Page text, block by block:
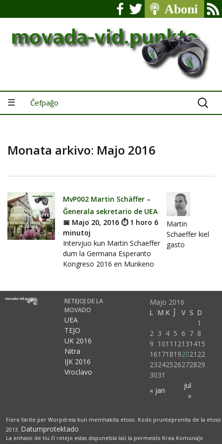
☰ Ĉefpaĝo
Serĉu:
Monata arkivo: Majo 2016
MvP002 Martin Schäffer –
Ĝenerala sekretario de UEA
📅 Majo 20, 2016 ⏱ 1 horo 6
minutoj
Intervjuo kun Martin Schaeffer
dum la Germana Esperanto
Kongreso 2016 en Munkeno
Martin
Schaeffer kiel
gasto
RETEJOJ DE LA
MOVADO
UEA
TEJO
UK 2016
Nitra
IJK 2016
Vroclavo
Majo 2016
L M K Ĵ V S D
« jan
jul
»
1
2 3 4 5 6 7 8
9 1011 12131415
161718192021 22
23242526272829
3031
Fiere farite per Worpdress kun memhakita etoso. Kodo prunteprenita de la etoso
2013. Datumprotektado
La enhavo de tiu ĉi retejo estas disponebla laŭ la permesilo Krea Komunaĵo